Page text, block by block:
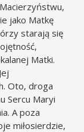
jako Matkę
starają się
Matki.
Oto, droga
Sercu Maryi
A poza
miłosierdzie,